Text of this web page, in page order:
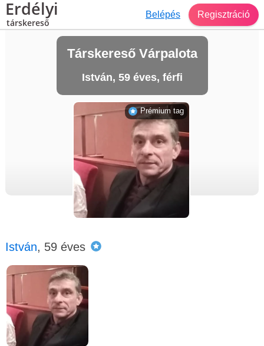
Erdélyi
társkereső
Belépés Regisztráció
Társkereső Várpalota
István, 59 éves, férfi
István, 59 éves
Prémium tag